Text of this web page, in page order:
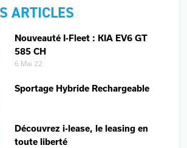
ARTICLES
Nouveauté I-Fleet : KIA EV6 GT
585 CH
6 Mai 22
Sportage Hybride Rechargeable
Découvrez i-lease, le leasing en
toute liberté